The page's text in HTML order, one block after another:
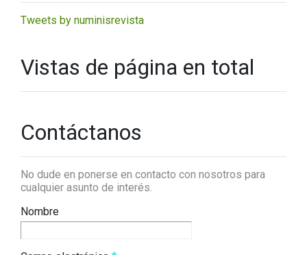
Tweets by numinisrevista
Vistas de página en total
Contáctanos
No dude en ponerse en contacto con nosotros para
cualquier asunto de interés.
Nombre